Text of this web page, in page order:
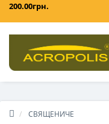
200.00грн.
СВЯЩЕНИЧЕ